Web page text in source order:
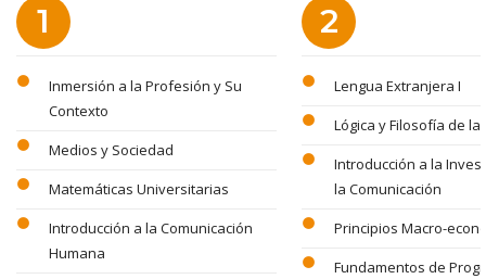
1
circle
Inmersión a la Profesión y Su
Contexto
circle Medios y Sociedad
circle Matemáticas Universitarias
circle
Introducción a la Comunicación
Humana
2
circle Lengua Extranjera I
circle Lógica y Filosofía de la
circle
Introducción a la
la Comunicación
circle Principios Macro-
circle Fundamentos de